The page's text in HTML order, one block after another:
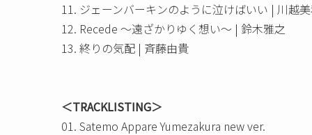
11. ジェーンバーキンのように泣けばいい | 川越
12. Recede ～遠ざかりゆく想い～ | 鈴木雅之
13. 終りの気配 | 斉藤由貴
＜TRACKLISTING＞
01. Satemo Appare Yumezakura new ver.